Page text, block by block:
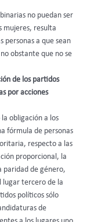
no puedan ser
mujeres, resulta
personas a que sean
obstante que no se
de los partidos
por acciones
obligación a los
fórmula de personas
respecto a las
proporcional, la
paridad de género,
lugar tercero de la
políticos sólo
de